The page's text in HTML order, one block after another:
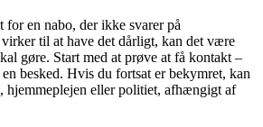
en nabo, der ikke svarer på
virker til at have det dårligt, kan det være
gøre. Start med at prøve at få kontakt –
besked. Hvis du fortsat er bekymret, kan
hjemmeplejen eller politiet, afhængigt af